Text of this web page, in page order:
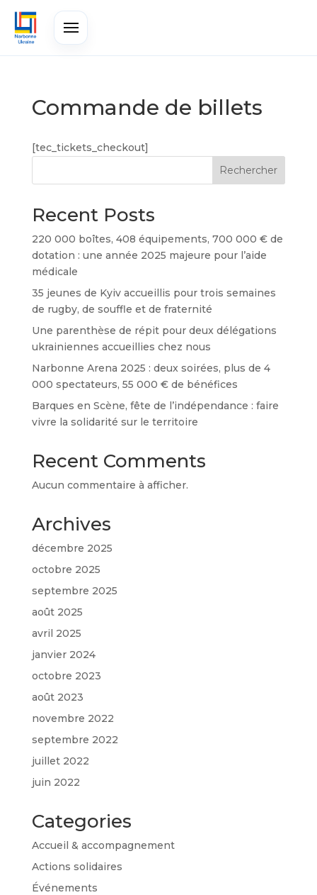
Commande de billets
[tec_tickets_checkout]
Rechercher
Recent Posts
220 000 boîtes, 408 équipements, 700 000 € de
dotation : une année 2025 majeure pour l’aide
médicale
35 jeunes de Kyiv accueillis pour trois semaines
de rugby, de souffle et de fraternité
Une parenthèse de répit pour deux délégations
ukrainiennes accueillies chez nous
Narbonne Arena 2025 : deux soirées, plus de 4
000 spectateurs, 55 000 € de bénéfices
Barques en Scène, fête de l’indépendance : faire
vivre la solidarité sur le territoire
Recent Comments
Aucun commentaire à afficher.
Archives
décembre 2025
octobre 2025
septembre 2025
août 2025
avril 2025
janvier 2024
octobre 2023
août 2023
novembre 2022
septembre 2022
juillet 2022
juin 2022
Categories
Accueil & accompagnement
Actions solidaires
Événements